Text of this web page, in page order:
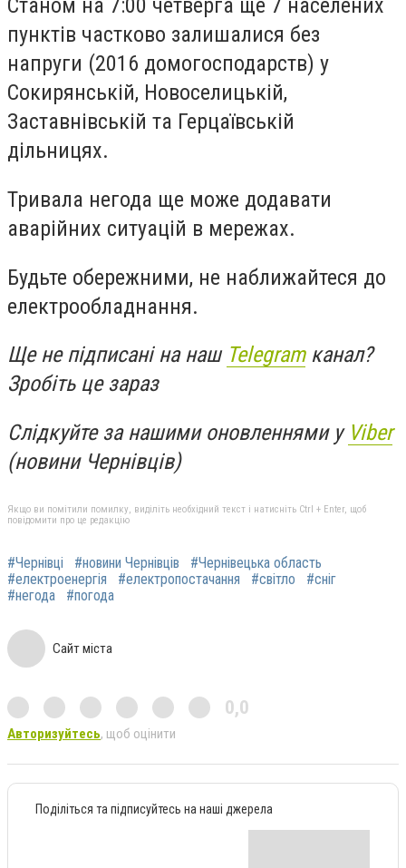
Станом на 7:00 четверга ще 7 населених
пунктів частково залишалися без
напруги (2016 домогосподарств) у
Сокирянській, Новоселицькій,
Заставнівській та Герцаївській
дільницях.
Тривала негода ще може додавати
аварійних ситуацій в мережах.
Будьте обережними, не наближайтеся до
електрообладнання.
Ще не підписані на наш Telegramканал?
Зробіть це зараз
Слідкуйте за нашими оновленнями у Viber
(новини Чернівців)
Якщо ви помітили помилку, виділіть необхідний текст і натисніть Ctrl + Enter, щоб
повідомити про це редакцію
#Чернівці #новини Чернівців
#Чернівецька область
#електроенергія
#електропостачання #світло
#сніг
#негода
#погода
Сайт міста
0,0
Авторизуйтесь, щоб оцінити
Поділіться та підписуйтесь на наші джерела